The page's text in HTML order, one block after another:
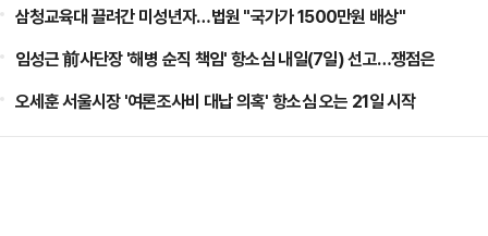
삼청교육대 끌려간 미성년자…법원 "국가가 1500만원 배상"
임성근 前사단장 '해병 순직 책임' 항소심 내일(7일) 선고…쟁점은
오세훈 서울시장 '여론조사비 대납 의혹' 항소심 오는 21일 시작